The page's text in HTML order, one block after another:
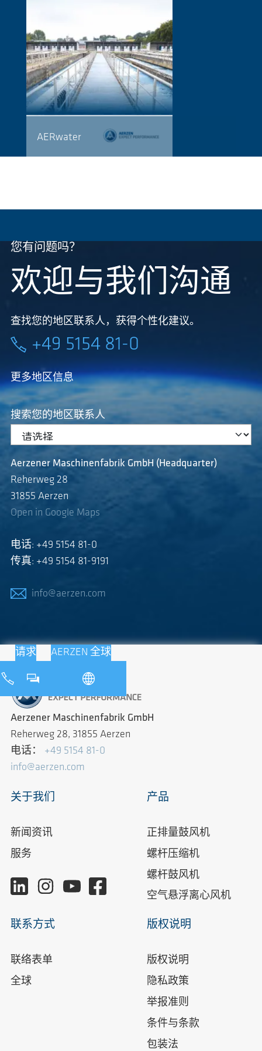
AERwater
您有问题吗？
欢迎与我们沟通
查找您的地区联系人，获得个性化建议。
+49 5154 81-0
更多地区信息
搜索您的地区联系人
Aerzener Maschinenfabrik GmbH (Headquarter)
Reherweg 28
31855 Aerzen
Open in Google Maps
电话: +49 5154 81-0
传真: +49 5154 81-9191
info@aerzen.com
请求 AERZEN 全球
Aerzener Maschinenfabrik GmbH
Reherweg 28, 31855 Aerzen
电话： +49 5154 81-0
info@aerzen.com
关于我们
新闻资讯
服务
产品
正排量鼓风机
螺杆压缩机
螺杆鼓风机
空气悬浮离心风机
联系方式
联络表单
全球
版权说明
版权说明
隐私政策
举报准则
条件与条款
包装法